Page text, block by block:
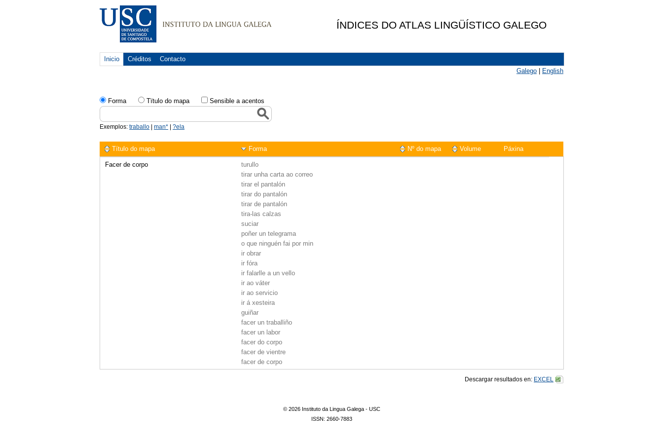
ÍNDICES DO ATLAS LINGÜÍSTICO GALEGO
Inicio Créditos
Contacto
Galego
English
Forma Tïtulo do mapa Sensible a acentos
Exemplos: traballo man* ?ela
Título do mapa Forma Nº do mapa Volume Páxina
Facer de corpo
turullo
tirar unha carta ao correo
tirar el pantalón
tirar do pantalón
tirar de pantalón
tira-las calzas
suciar
poñer un telegrama
o que ninguén fai por min
ir obrar
ir fóra
ir falarlle a un vello
ir ao váter
ir ao servicio
ir á xesteira
guiñar
facer un traballiño
facer un labor
facer do corpo
facer de vientre
facer de corpo
facer as miñas necesidades
353
Descargar resultados en: EXCEL
© 2026 Instituto da Lingua Galega - USC
ISSN: 2660-7883